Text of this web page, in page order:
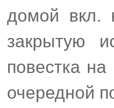
домой вкл.
закрытую
повестка
очередной